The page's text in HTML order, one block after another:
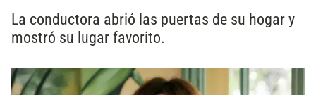
La conductora abrió las puertas de su hogar y
mostró su lugar favorito.